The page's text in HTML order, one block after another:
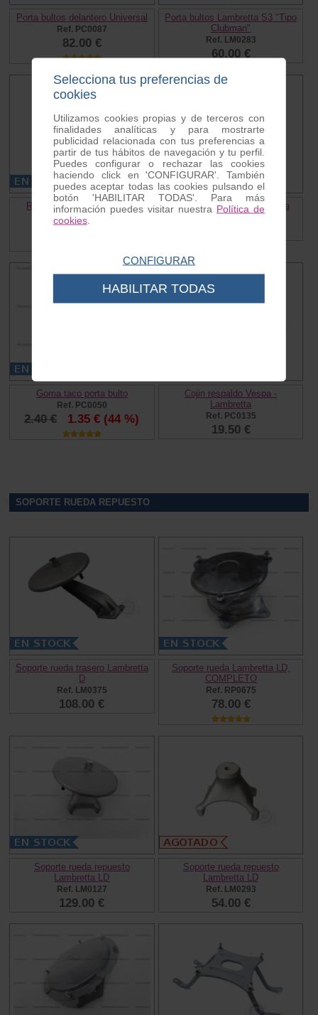
Porta bultos delantero Universal
Ref. PC0087
82.00 €
Porta bultos Lambretta S3 "Tipo
Clubman"
Ref. LM0283
60.00 €
Respaldo cromado Vespa /
Lambretta
Ref. PC0118
Cepo trasero Inox Lambretta
Goma taco porta bulto
Ref. PC0050
2.40 € 1.35 € (44 %)
Cojin respaldo Vespa -
Lambretta
Ref. PC0135
19.50 €
SOPORTE RUEDA REPUESTO
Soporte rueda trasero Lambretta
D
Ref. LM0375
108.00 €
Soporte rueda Lambretta LD,
COMPLETO
Ref. RP0675
78.00 €
Soporte rueda repuesto
Lambretta LD
Ref. LM0127
129.00 €
Soporte rueda repuesto
Lambretta LD
Ref. LM0293
54.00 €
Selecciona tus preferencias de
cookies
Utilizamos cookies propias y de terceros con
finalidades analíticas y para mostrarte
publicidad relacionada con tus preferencias a
partir de tus hábitos de navegación y tu perfil.
Puedes configurar o rechazar las cookies
haciendo click en 'CONFIGURAR'. También
puedes aceptar todas las cookies pulsando el
botón 'HABILITAR TODAS'. Para más
información puedes visitar nuestra Política de
cookies.
CONFIGURAR
HABILITAR TODAS